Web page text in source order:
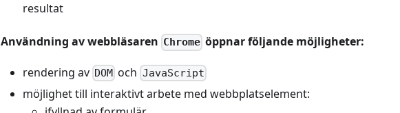
resultat
Användning av webbläsaren Chrome öppnar följande möjligheter:
rendering av DOM och JavaScript
möjlighet till interaktivt arbete med webbplatselement: